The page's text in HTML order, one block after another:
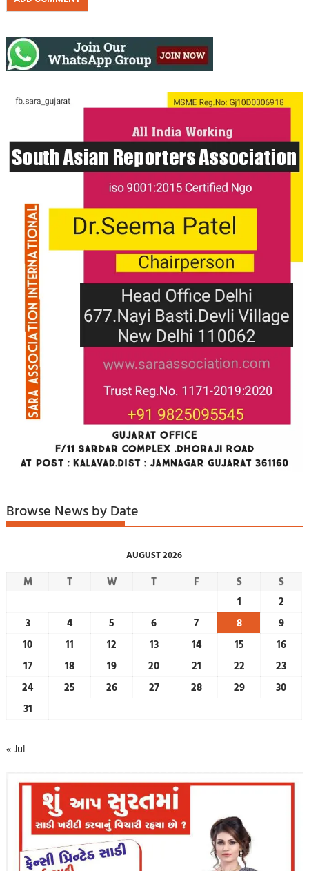
Browse News by Date
AUGUST 2026
M T W T F S
S
1
2
3
4 5 6 7 8
9
10
11 12 13 14 15
16
17
18 19 20 21 22
23
24
25 26 27 28 29
30
31
« Jul